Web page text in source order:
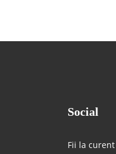
Social
Fii la